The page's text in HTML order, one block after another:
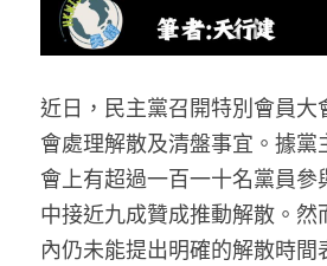
美西極權主義
極端暴恐實錄
莫綺琪專欄
招國偉專欄
高松傑專欄
林伯強專欄
黎智英案審訊
35+顛覆案
休閒好介紹
花生仔漫畫週記
人才招聘
商戶合作
支持讚助
條款及細則
搜索
繁體中文
English
近日，民主黨召開特別會員大
會處理解散及清盤事宜。據黨
會上有超過一百一十名黨員參
中接近九成贊成推動解散。然
內仍未能提出明確的解散時間